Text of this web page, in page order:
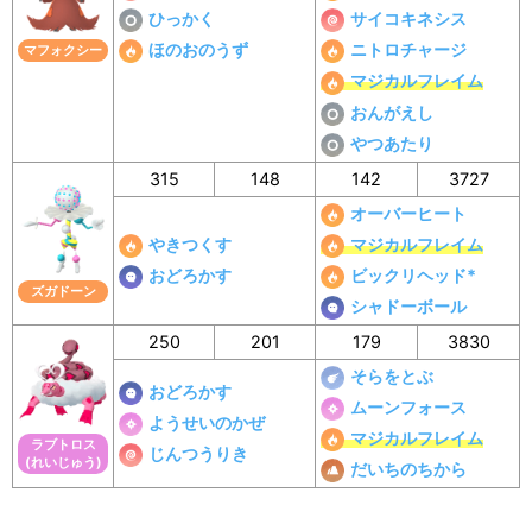
マフォクシー
ひっかく
ほのおのうず
サイコキネシス
ニトロチャージ
マジカルフレイム
おんがえし
やつあたり
ズガドーン
315 148 142 3727
やきつくす
おどろかす
オーバーヒート
マジカルフレイム
ビックリヘッド*
シャドーボール
ラブトロス
(れいじゅう)
250 201 179 3830
おどろかす
ようせいのかぜ
じんつうりき
そらをとぶ
ムーンフォース
マジカルフレイム
だいちのちから